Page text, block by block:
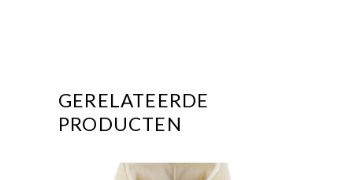
GERELATEERDE
PRODUCTEN